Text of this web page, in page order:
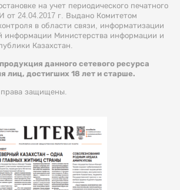
на учет периодического печатного
от 24.04.2017 г. Выдано Комитетом
в области связи, информатизации
информации Министерства информации и
Казахстан.
данного сетевого ресурса
лиц, достигших 18 лет и старше.
защищены.